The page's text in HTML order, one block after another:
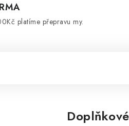
platíme přepravu my.